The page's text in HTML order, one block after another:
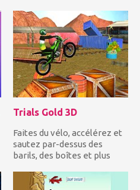
Trials Gold 3D
Faites du vélo, accélérez et
sautez par-dessus des
barils, des boîtes et plus